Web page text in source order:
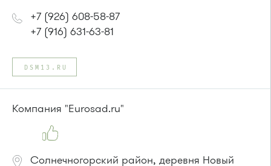
+7 (926) 608-58-87
+7 (916) 631-63-81
DSM13.RU
Компания "Eurosad.ru"
Солнечногорский район, деревня Новый